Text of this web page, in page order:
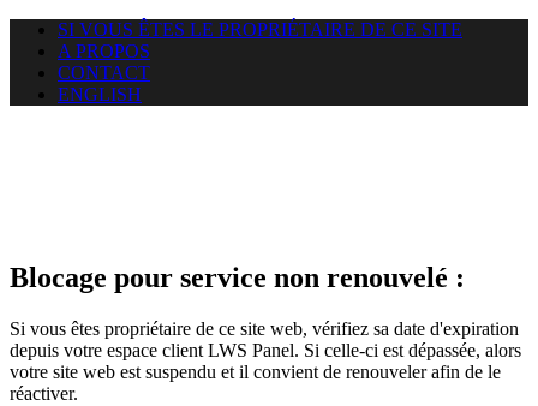
SI VOUS ÊTES LE PROPRIÉTAIRE DE CE SITE
A PROPOS
CONTACT
ENGLISH
Blocage pour service non renouvelé :
Si vous êtes propriétaire de ce site web, vérifiez sa date d'expiration
depuis votre espace client LWS Panel. Si celle-ci est dépassée, alors
votre site web est suspendu et il convient de renouveler afin de le
réactiver.